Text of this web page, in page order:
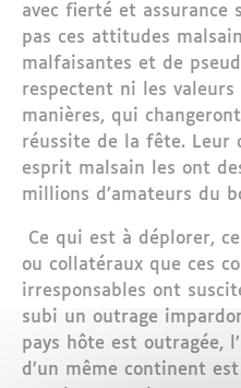
avec fierté et assurance
pas ces attitudes
malfaisantes et de
respectent ni les
manières, qui
réussite de la fête. Leur
esprit malsain les ont
millions d’amateurs du
Ce qui est à déplorer,
ou collatéraux que ces
irresponsables ont
subi un outrage
pays hôte est outragée,
d’un même continent